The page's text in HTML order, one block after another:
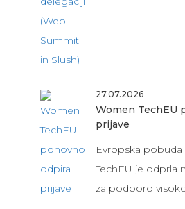
27.07.2026
Women TechEU
prijave
Evropska
TechEU je odprla
za podporo